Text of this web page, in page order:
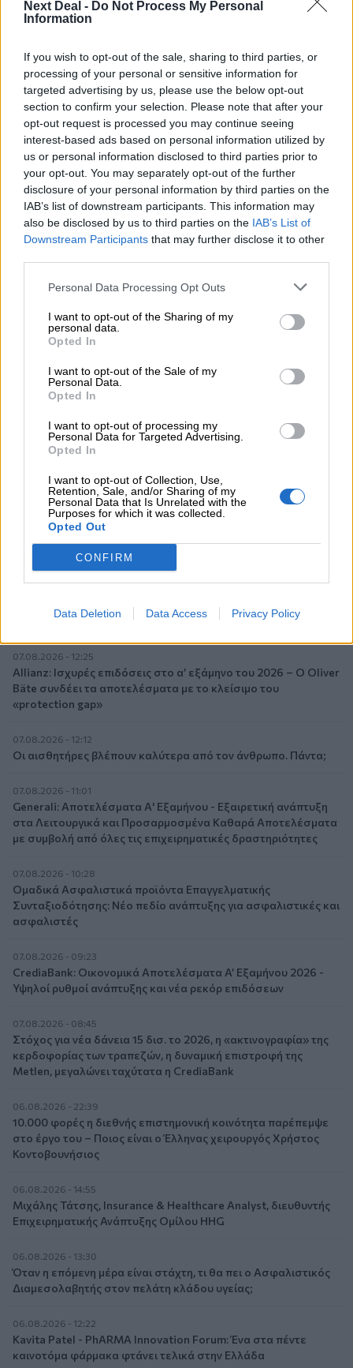
Next Deal - Do Not Process My Personal
Information
If you wish to opt-out of the sale, sharing to third parties, or
processing of your personal or sensitive information for
targeted advertising by us, please use the below opt-out
section to confirm your selection. Please note that after your
opt-out request is processed you may continue seeing
interest-based ads based on personal information utilized by
us or personal information disclosed to third parties prior to
your opt-out. You may separately opt-out of the further
disclosure of your personal information by third parties on the
IAB’s list of downstream participants. This information may
also be disclosed by us to third parties on the IAB’s List of
Downstream Participants that may further disclose it to other
Personal Data Processing Opt Outs
I want to opt-out of the Sharing of my
personal data.
Opted In
I want to opt-out of the Sale of my
Personal Data.
Opted In
I want to opt-out of processing my
Personal Data for Targeted Advertising.
Opted In
I want to opt-out of Collection, Use,
Retention, Sale, and/or Sharing of my
Personal Data that Is Unrelated with the
Purposes for which it was collected.
Opted Out
CONFIRM
Data Deletion Data Access Privacy Policy
Ασφάλιση κλωνοποιημένου κατοικιδίου:
Το «αντίγραφο» και η πρόκληση του
γενετικού πεπρωμένου
Η Brokers Union χαράζει πορεία ανάπτυξης
01.07.2026
Η Brokers Union χαράζει πορεία ανάπτυξης
με στόχο παραγωγής τα 90 εκατ. ευρώ
(βίντεο)
Ποια είναι η μέση κυοφορία ενός ασφαλιστή
01.07.2026
Ποια είναι η μέση κυοφορία ενός
ασφαλιστές «έβγαλαν» οι εταιρίες
Σελιδοποίηση
Προηγούμενη σελίδα
3 Next page
Ροή ειδήσεων
07.08.2026 - 14:38
Θεόδωρος Τέγος (ΓΝΑ ΕΥΑΓΓΕΛΙΣΜΟΣ): Νέο παράθυρο
Χρήστος Γεωργόπουλος – «ΕΡΡΙΚΟΣ ΝΤΥΝΑΝ»/ΚΕΝΤΡΟ
ΑΝΑΠΛΑΣΗ
07.08.2026 - 12:25
Allianz: Ισχυρές επιδόσεις στο α’ εξάμηνο του 2026 – Ο Oliver
Bäte συνδέει τα αποτελέσματα με το κλείσιμο του
«protection gap»
07.08.2026 - 12:12
Οι αισθητήρες βλέπουν καλύτερα από τον άνθρωπο. Πάντα;
07.08.2026 - 11:01
Generali: Αποτελέσματα Α' Εξαμήνου - Εξαιρετική ανάπτυξη
στα Λειτουργικά και Προσαρμοσμένα Καθαρά Αποτελέσματα
με συμβολή από όλες τις επιχειρηματικές δραστηριότητες
07.08.2026 - 10:28
Ομαδικά Ασφαλιστικά προϊόντα Επαγγελματικής
Συνταξιοδότησης: Νέο πεδίο ανάπτυξης για ασφαλιστικές και
ασφαλιστές
07.08.2026 - 09:23
CrediaBank: Οικονομικά Αποτελέσματα A’ Εξαμήνου 2026 -
Υψηλοί ρυθμοί ανάπτυξης και νέα ρεκόρ επιδόσεων
07.08.2026 - 08:45
Στόχος για νέα δάνεια 15 δισ. το 2026, η «ακτινογραφία» της
κερδοφορίας των τραπεζών, η δυναμική επιστροφή της
Metlen, μεγαλώνει ταχύτατα η CrediaBank
06.08.2026 - 22:39
10.000 φορές η διεθνής επιστημονική κοινότητα παρέπεμψε
στο έργο του – Ποιος είναι ο Έλληνας χειρουργός Χρήστος
Κοντοβουνήσιος
06.08.2026 - 14:55
Μιχάλης Τάτσης, Insurance & Healthcare Analyst, διευθυντής
Επιχειρηματικής Ανάπτυξης Ομίλου HHG
06.08.2026 - 13:30
Όταν η επόμενη μέρα είναι στάχτη, τι θα πει ο Ασφαλιστικός
Διαμεσολαβητής στον πελάτη κλάδου υγείας;
06.08.2026 - 12:22
Kavita Patel - PhARMA Innovation Forum: Ένα στα πέντε
καινοτόμα φάρμακα φτάνει τελικά στην Ελλάδα